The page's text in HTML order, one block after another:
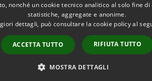
Intranet Copyright © 2026
nonché un cookie tecnico analitico al solo fine
statistiche, aggregate e anonime.
dettagli, può consultare la cookie policy al
ACCETTA TUTTO RIFIUTA TUTTO
MOSTRA DETTAGLI